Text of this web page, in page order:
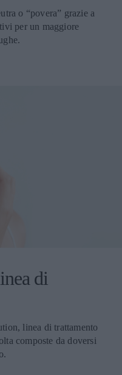
o “povera” grazie a
per un maggiore
di
linea di trattamento
composte da doversi